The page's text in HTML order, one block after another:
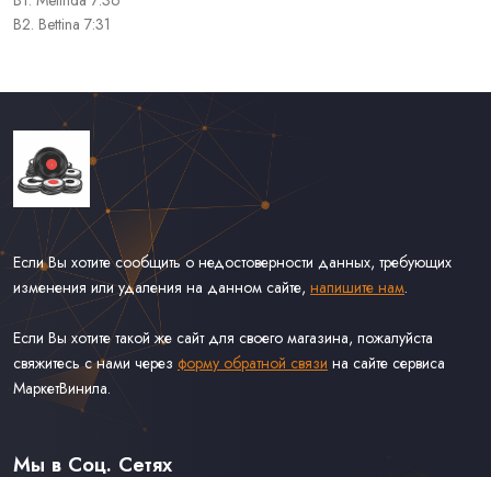
B2. Bettina 7:31
Если Вы хотите сообщить о недостоверности данных, требующих
изменения или удаления на данном сайте, напишите нам.
Если Вы хотите такой же сайт для своего магазина, пожалуйста
свяжитесь с нами через форму обратной связи на сайте сервиса
МаркетВинила.
Каталог Винила, CD и Кассет
Доставка и Оплата
Мы в Соц. Сетях